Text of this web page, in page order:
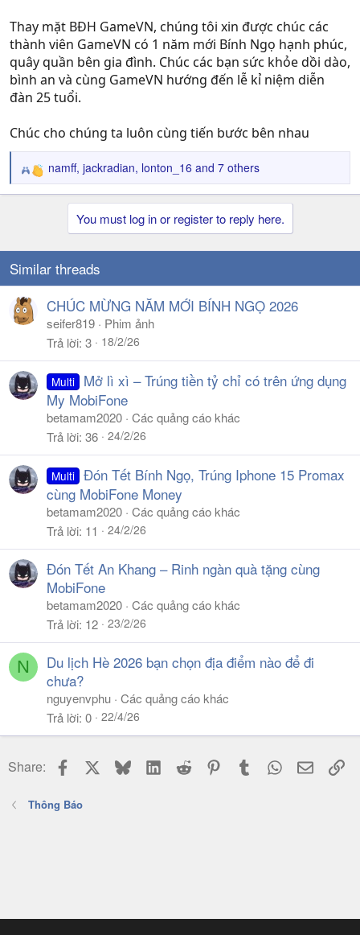
Thay mặt BĐH GameVN, chúng tôi xin được chúc các
thành viên GameVN có 1 năm mới Bính Ngọ hạnh phúc,
quây quần bên gia đình. Chúc các bạn sức khỏe dồi dào,
bình an và cùng GameVN hướng đến lễ kỉ niệm diễn
đàn 25 tuổi.
Chúc cho chúng ta luôn cùng tiến bước bên nhau
R
e
i
o
s
:
namff, jackradian, lonton_16 and 7 others
You must log in or register to reply here.
Similar threads
CHÚC MỪNG NĂM MỚI BÍNH NGỌ 2026
seifer819
Phim ảnh
Trả lời 3 18/2/26
Multi
Mở lì xì – Trúng tiền tỷ chỉ có trên ứng dụng
My MobiFone
betamam2020 Các quảng cáo khác
Trả lời 36 24/2/26
Multi Đón Tết Bính Ngọ, Trúng Iphone 15 Promax
cùng MobiFone Money
betamam2020 Các quảng cáo khác
Trả lời 11 24/2/26
Đón Tết An Khang – Rinh ngàn quà tặng cùng
MobiFone
betamam2020 Các quảng cáo khác
Trả lời 12 23/2/26
N
Du lịch Hè 2026 bạn chọn địa điểm nào để đi
chưa?
nguyenvphu Các quảng cáo khác
Trả lời 0 22/4/26
Share: Facebook BlueskyLinkedIn
Reddit PinterestTumblr WhatsApp
Email
Thông Báo